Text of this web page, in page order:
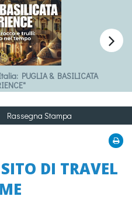
PUGLIA & BASILICATA

Rassegna Stampa
DI TRAVEL